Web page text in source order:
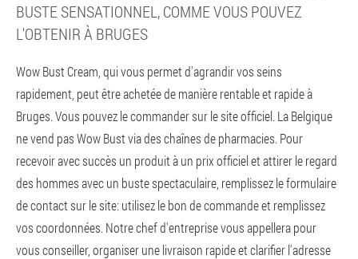
BUSTE SENSATIONNEL, COMME VOUS POUVEZ
L'OBTENIR À BRUGES
Wow Bust Cream, qui vous permet d'agrandir vos seins
rapidement, peut être achetée de manière rentable et rapide à
Bruges. Vous pouvez le commander sur le site officiel. La Belgique
ne vend pas Wow Bust via des chaînes de pharmacies. Pour
recevoir avec succès un produit à un prix officiel et attirer le regard
des hommes avec un buste spectaculaire, remplissez le formulaire
de contact sur le site: utilisez le bon de commande et remplissez
vos coordonnées. Notre chef d'entreprise vous appellera pour
vous conseiller, organiser une livraison rapide et clarifier l'adresse